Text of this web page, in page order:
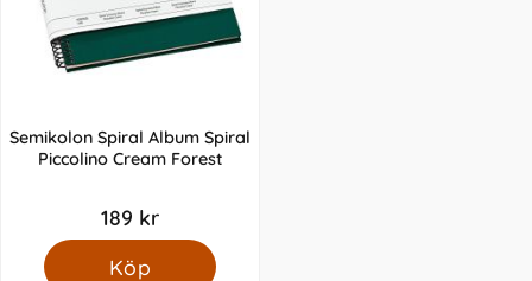
Semikolon Spiral Album Spiral
Piccolino Cream Forest
189 kr
Köp